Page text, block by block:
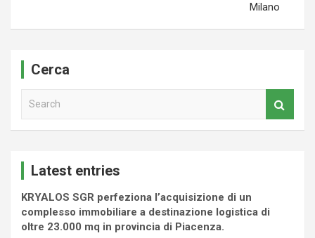
Milano
Cerca
Latest entries
KRYALOS SGR perfeziona l’acquisizione di un
complesso immobiliare a destinazione logistica di
oltre 23.000 mq in provincia di Piacenza.